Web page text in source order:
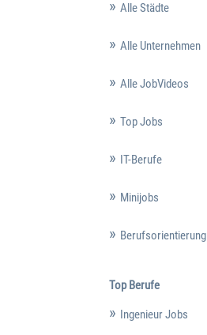
Alle Städte
Alle Unternehmen
Alle JobVideos
Top Jobs
IT-Berufe
Minijobs
Berufsorientierung
Top Berufe
Ingenieur Jobs